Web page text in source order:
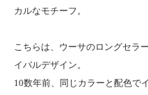
カルなモチーフ。
こちらは、ウーサのロングセラ
イバルデザイン。
10数年前、同じカラーと配色で